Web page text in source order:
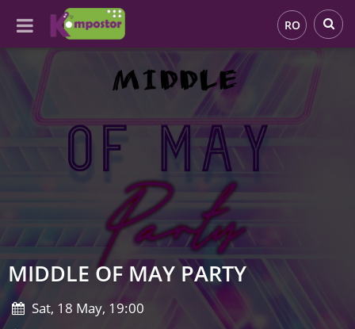
RO
MIDDLE OF MAY PARTY
Sat, 18 May, 19:00